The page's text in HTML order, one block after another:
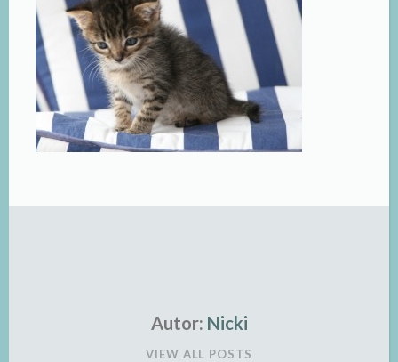
Autor: Nicki
VIEW ALL POSTS